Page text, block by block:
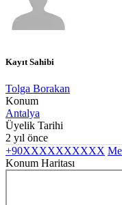
Kayıt Sahibi
Tolga Borakan
Konum
Antalya
Üyelik Tarihi
2 yıl önce
+90XXXXXXXXXX
Konum Haritası